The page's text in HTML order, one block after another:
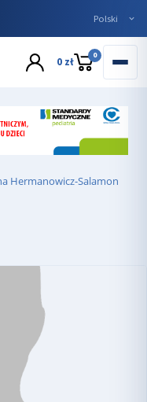
0 zł 0
Hermanowicz-Salamon